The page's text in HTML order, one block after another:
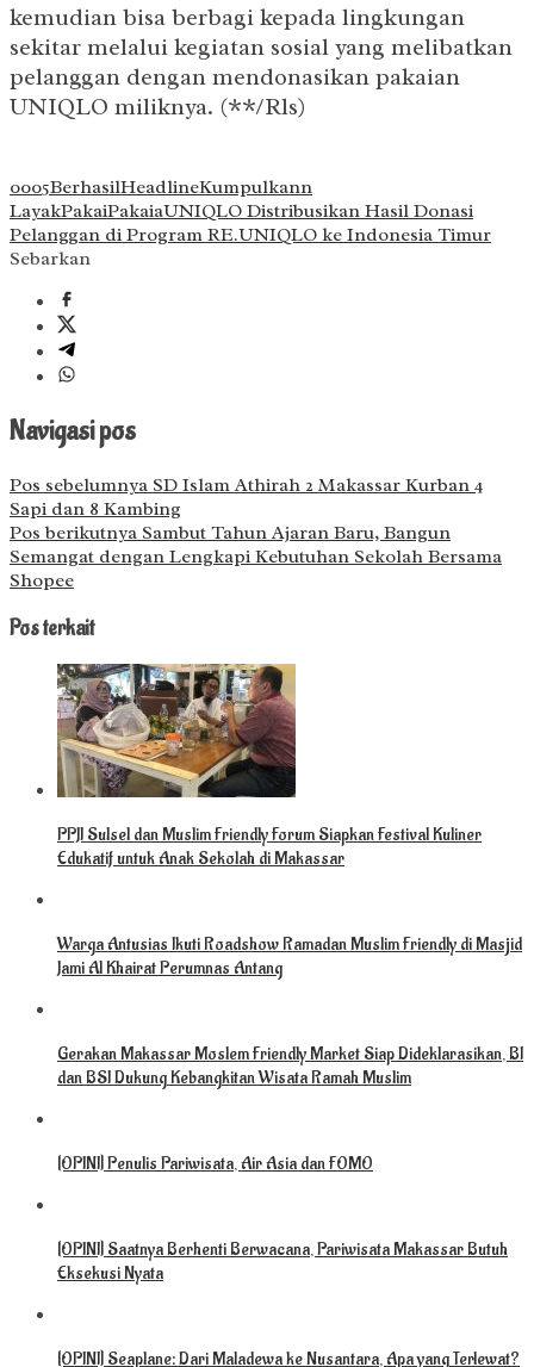
kemudian bisa berbagi kepada lingkungan
sekitar melalui kegiatan sosial yang melibatkan
pelanggan dengan mendonasikan pakaian
UNIQLO miliknya. (**/Rls)
0005BerhasilHeadlineKumpulkann
LayakPakaiPakaiaUNIQLO Distribusikan Hasil Donasi
Pelanggan di Program RE.UNIQLO ke Indonesia Timur
Sebarkan
Navigasi pos
Pos sebelumnya SD Islam Athirah 2 Makassar Kurban 4
Sapi dan 8 Kambing
Pos berikutnya Sambut Tahun Ajaran Baru, Bangun
Semangat dengan Lengkapi Kebutuhan Sekolah Bersama
Shopee
Pos terkait
PPJI Sulsel dan Muslim Friendly Forum Siapkan Festival Kuliner
Edukatif untuk Anak Sekolah di Makassar
Warga Antusias Ikuti Roadshow Ramadan Muslim Friendly di Masjid
Jami Al Khairat Perumnas Antang
Gerakan Makassar Moslem Friendly Market Siap Dideklarasikan, BI
dan BSI Dukung Kebangkitan Wisata Ramah Muslim
[OPINI] Penulis Pariwisata, Air Asia dan FOMO
[OPINI] Saatnya Berhenti Berwacana, Pariwisata Makassar Butuh
Eksekusi Nyata
[OPINI] Seaplane: Dari Maladewa ke Nusantara, Apa yang Terlewat?